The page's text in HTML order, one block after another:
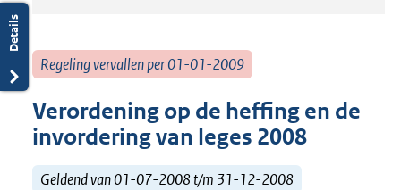
Regeling vervallen per 01-01-2009
Verordening op de heffing en de
invordering van leges 2008
Geldend van 01-07-2008 t/m 31-12-2008